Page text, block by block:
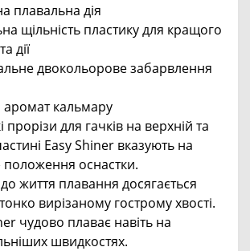
плавальна дія
щільність пластику для кращого
дії
двокольорове забарвлення
кальмару
прорізи для гачків на верхній та
Easy Shiner вказують на
положення оснастки.
життя плавання досягається
вирізаному гострому хвості.
чудово плаває навіть на
швидкостях.